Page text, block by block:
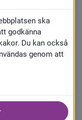
och
Här
planerade
ska
godkänna
Du kan också
genom att